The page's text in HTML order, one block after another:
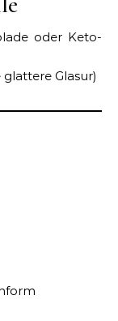
oder Keto-
Glasur)